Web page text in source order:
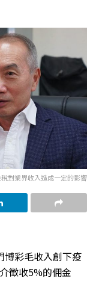
對業界收入造成一定的影響
博彩毛收入創下疫
徵收5%的佣金